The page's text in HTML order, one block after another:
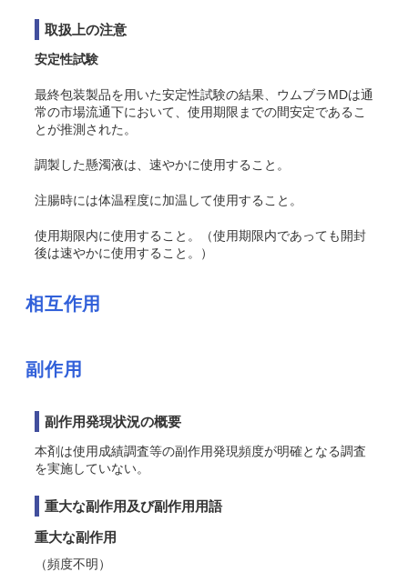
取扱上の注意
安定性試験
最終包装製品を用いた安定性試験の結果、ウムブラMDは通
常の市場流通下において、使用期限までの間安定であるこ
とが推測された。
調製した懸濁液は、速やかに使用すること。
注腸時には体温程度に加温して使用すること。
使用期限内に使用すること。（使用期限内であっても開封
後は速やかに使用すること。）
相互作用
副作用
副作用発現状況の概要
本剤は使用成績調査等の副作用発現頻度が明確となる調査
を実施していない。
重大な副作用及び副作用用語
重大な副作用
（頻度不明）